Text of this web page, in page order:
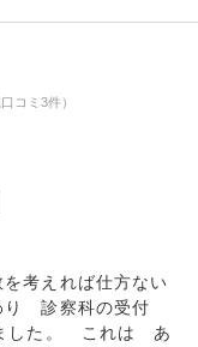
コミ3件）
考えれば仕方ない
診察科の受付
した。 これは あ